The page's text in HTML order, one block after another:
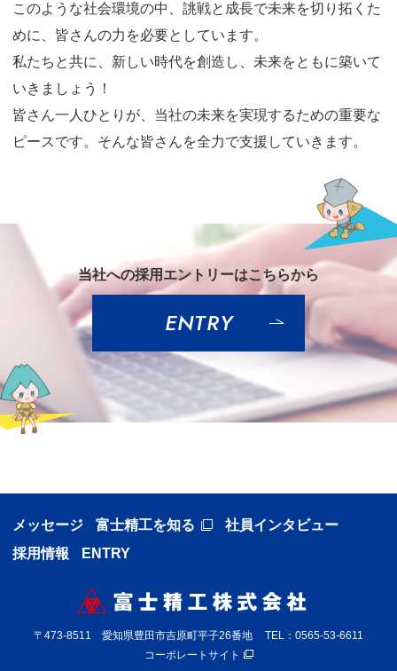
このような社会環境の中、誂戦と成長で未来を切り拓くた
めに、皆さんの力を必要としています。
私たちと共に、新しい時代を創造し、未来をともに築いて
いきましょう！
皆さん一人ひとりが、当社の未来を実現するための重要な
ピースです。そんな皆さんを全力で支援していきます。
当社への採用エントリーはこちらから
ENTRY
メッセージ 富士精工を知る
社員インタビュー
採用情報
ENTRY
〒473-8511 愛知県豊田市吉原町平子26番地 TEL： 0565-53-6611
コーポレートサイト